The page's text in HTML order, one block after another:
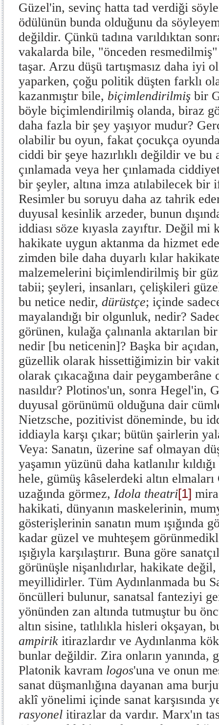
Güzel'in, sevinç hatta tad verdiği
ödülünün bunda olduğunu da
değildir. Çün­kü tadına varıldıktan
vakalarda bile, "ön­ceden
taşar. Arzu düşü tartışma­sız daha iyi
yaparken, çoğu politik düşten farklı
kazanmıştır bile, biçimlendiril­miş bir
böyle biçimlendirilmiş olanda, biraz
daha fazla bir şey yaşıyor mudur?
olabilir bu oyun, fakat çocukça
ciddi bir şeye hazırlıklı değildir ve bu
çınlamada veya her çınlamada
bir şeyler, altına imza atılabilecek bir
Resimler bu soruyu daha az tahrik
duyusal kesinlik arzeder, bunun
iddiası söze kıyasla zayıftır. Değil
hakikate uygun aktanma da hizmet
zimden bile daha duyarlı kılar
malzeme­lerini biçimlendirilmiş bir
tabii; şeyleri, insanları, çelişkileri
bu netice nedir, dürüstçe; içinde
mayalandığı bir ol­gunluk, nedir?
görünen, kulağa çalınan­la aktarılan
nedir [bu neticenin]? Başka bir
güzellik olarak hissettiğimizin bir vakit
olarak çıkacağına dair
nasıldır? Plotinos'un, sonra Hegel'in,
duyusal görünümü olduğuna dair
Nietzsche, pozitivist döneminde, bu
iddiayla karşı çıkar; bütün şairlerin
Veya: Sanatın, üzerine saf olmayan
yaşamın yüzünü daha katlanılır
hele, gümüş kâselerdeki altın
uzağında görmez, Idola theatri[1]
hakika­ti, dünyanın maskelerinin,
gösterişlerinin sa­natın mum ışığında
kadar güzel ve muhte­şem
ışığıyla karşılaştırır. Buna göre
görünüşle nişanlıdırlar, ha­kikate
meyillidirler. Tüm Aydınlanmada bu
öncülleri bulunur, sanatsal fanteziyi
yönünden zan altında tutmuştur bu
altın sisine, tatlılıkla hisleri okşayan,
ampirik itirazlardır ve Aydınlanma
bunlar değildir. Zira onların yanında,
Platonik kavram logos'una ve onun
sanat düşmanlığına dayanan ama
aklî yönelimi içinde sanat karşısında
ras­yonel itirazlar da vardır. Marx'ın